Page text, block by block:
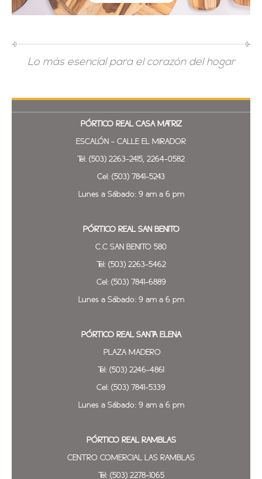
Lo más esencial para el corazón del hogar
PÓRTICO REAL CASA MATRIZ
ESCALÓN - CALLE EL MIRADOR
Tel: (503) 2263-2415, 2264-0582
Cel: (503) 7841-5243
Lunes a Sábado: 9 am a 6 pm
PÓRTICO REAL SAN BENITO
C.C SAN BENITO 580
Tel: (503) 2263-5462
Cel: (503) 7841-6889
Lunes a Sábado: 9 am a 6 pm
PÓRTICO REAL SANTA ELENA
PLAZA MADERO
Tel: (503) 2246-4861
Cel: (503) 7841-5339
Lunes a Sábado: 9 am a 6 pm
PÓRTICO REAL RAMBLAS
CENTRO COMERCIAL LAS RAMBLAS
Tel: (503) 2278-1065